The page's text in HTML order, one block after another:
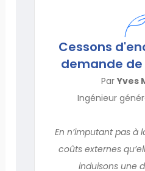
Cessons
demande
ParYves
Ingénieur
En n’imputant pas à
coûts externes
induisons une